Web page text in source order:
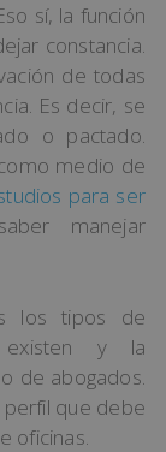
sí, la función
constancia.
de todas
Es decir, se
o pactado.
medio de
para ser
manejar
los tipos de
existen y la
de abogados.
perfil que debe
oficinas.